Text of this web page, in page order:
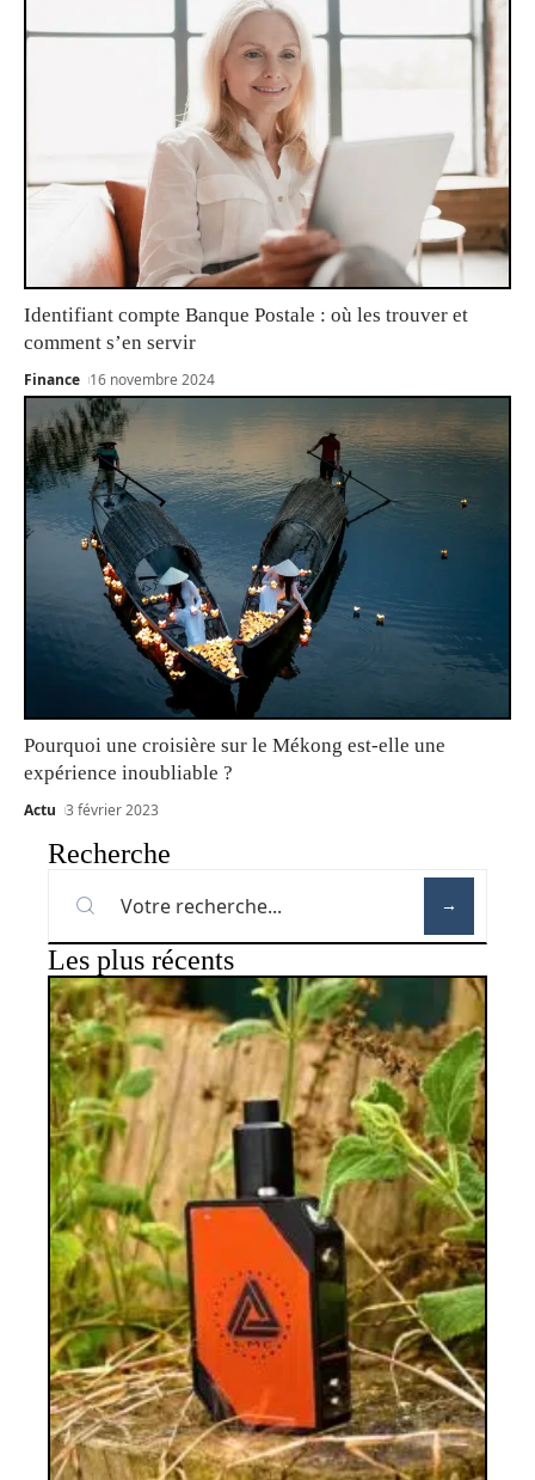
Identifiant compte Banque Postale : où les trouver et
comment s’en servir
Finance 16 novembre 2024
Pourquoi une croisière sur le Mékong est-elle une
expérience inoubliable ?
Actu 3 février 2023
Recherche
Les plus récents